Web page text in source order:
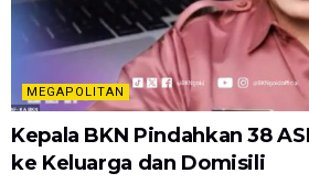
MEGAPOLITAN
Kepala BKN Pindahkan 38
ke Keluarga dan Domisili